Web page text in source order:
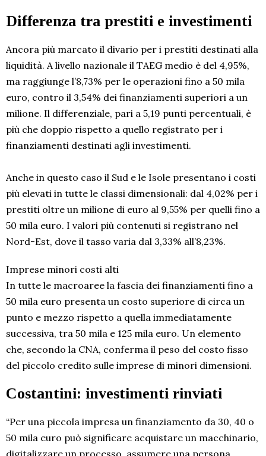
Differenza tra prestiti e investimenti
Ancora più marcato il divario per i prestiti destinati alla
liquidità. A livello nazionale il TAEG medio è del 4,95%,
ma raggiunge l’8,73% per le operazioni fino a 50 mila
euro, contro il 3,54% dei finanziamenti superiori a un
milione. Il differenziale, pari a 5,19 punti percentuali, è
più che doppio rispetto a quello registrato per i
finanziamenti destinati agli investimenti.
Anche in questo caso il Sud e le Isole presentano i costi
più elevati in tutte le classi dimensionali: dal 4,02% per i
prestiti oltre un milione di euro al 9,55% per quelli fino a
50 mila euro. I valori più contenuti si registrano nel
Nord-Est, dove il tasso varia dal 3,33% all’8,23%.
Imprese minori costi alti
In tutte le macroaree la fascia dei finanziamenti fino a
50 mila euro presenta un costo superiore di circa un
punto e mezzo rispetto a quella immediatamente
successiva, tra 50 mila e 125 mila euro. Un elemento
che, secondo la CNA, conferma il peso del costo fisso
del piccolo credito sulle imprese di minori dimensioni.
Costantini: investimenti rinviati
“Per una piccola impresa un finanziamento da 30, 40 o
50 mila euro può significare acquistare un macchinario,
digitalizzare un processo, assumere una persona,